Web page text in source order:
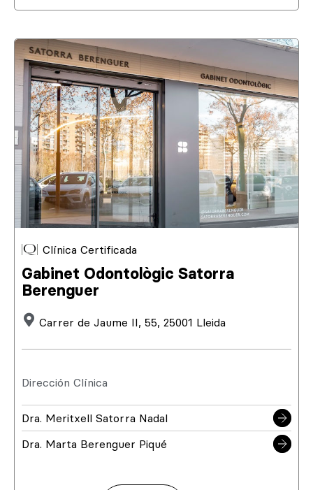
Clínica Certificada
Gabinet Odontològic Satorra
Berenguer
Carrer de Jaume II, 55, 25001 Lleida
Dirección Clínica
Dra. Meritxell Satorra Nadal
Dra. Marta Berenguer Piqué